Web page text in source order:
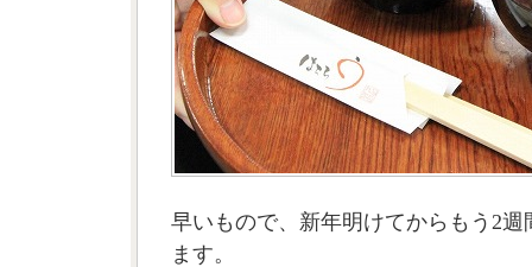
早いもので、新年明けてからもう2
ます。